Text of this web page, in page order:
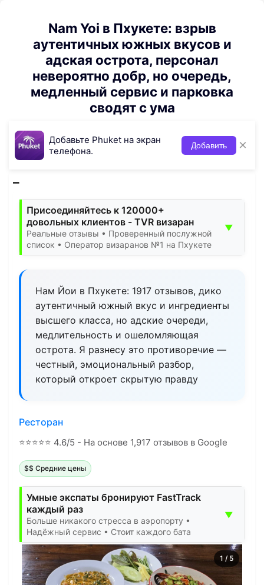
Nam Yoi в Пхукете: взрыв
аутентичных южных вкусов и
адская острота, персонал
невероятно добр, но очередь,
медленный сервис и парковка
сводят с ума
Добавьте Phuket на экран
телефона.
Добавить ×
Присоединяйтесь к 120000+
довольных клиентов - TVR визаран
Реальные отзывы • Проверенный послужной
список • Оператор визаранов №1 на Пхукете
▼
Нам Йои в Пхукете: 1917 отзывов, дико
аутентичный южный вкус и ингредиенты
высшего класса, но адские очереди,
медлительность и ошеломляющая
острота. Я разнесу это противоречие —
честный, эмоциональный разбор,
который откроет скрытую правду
Ресторан
⭐⭐⭐⭐⭐ 4.6/5 - На основе 1,917 отзывов в Google
$$ Средние цены
Умные экспаты бронируют FastTrack
каждый раз
Больше никакого стресса в аэропорту •
Надёжный сервис • Стоит каждого бата
▼
1 / 5